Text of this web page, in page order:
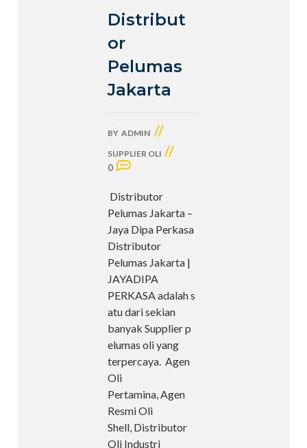
Distribut
or
Pelumas
Jakarta
BY ADMIN //
SUPPLIER OLI //
0
Distributor
Pelumas Jakarta –
Jaya Dipa Perkasa
Distributor
Pelumas Jakarta |
JAYADIPA
PERKASA adalah s
atu dari sekian
banyak Supplier p
elumas oli yang
terpercaya. Agen
Oli
Pertamina, Agen
Resmi Oli
Shell, Distributor
Oli Industri